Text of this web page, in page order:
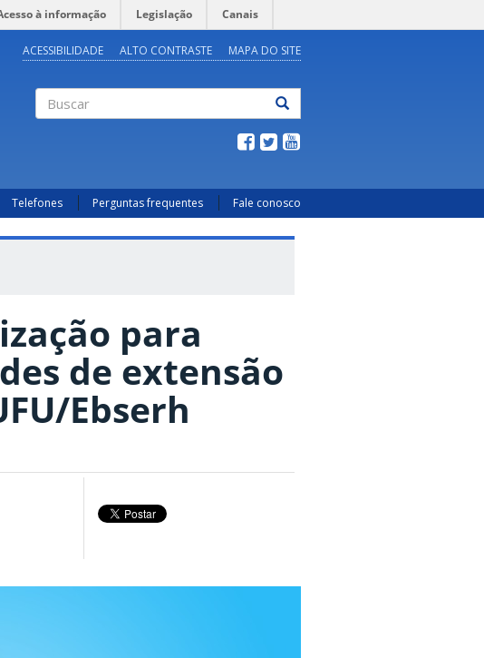
à informação Legislação Canais
ACESSIBILIDADE ALTO CONTRASTE MAPA DO SITE
Telefones Perguntas frequentes Fale conosco
para
de extensão
Ebserh